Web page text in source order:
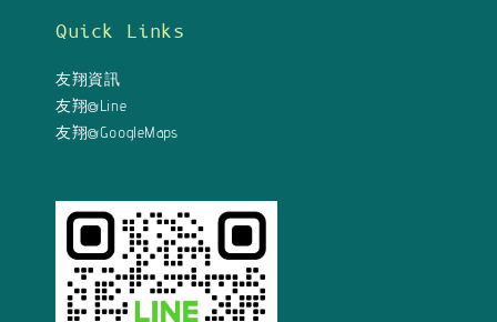
Quick Links
友翔資訊
友翔@Line
友翔@GoogleMaps